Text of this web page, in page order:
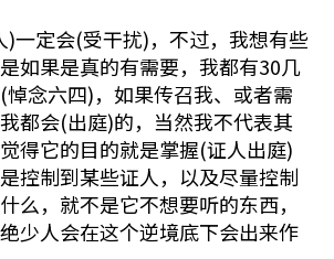
一定会(受干扰)，不过，我想有些
如果是真的有需要，我都有30几
念六四)，如果传召我、或者需
都会(出庭)的，当然我不代表其
得它的目的就是掌握(证人出庭)
控制到某些证人，以及尽量控制
么，就不是它不想要听的东西，
少人会在这个逆境底下会出来作